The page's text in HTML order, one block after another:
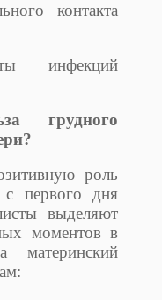
контакта
инфекций
грудного
роль
с первого дня
выделяют
моментов в
материнский